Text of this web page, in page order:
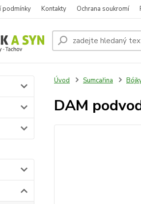
podmínky Kontakty Ochrana soukromí
Úvod Sumcařina
DAM